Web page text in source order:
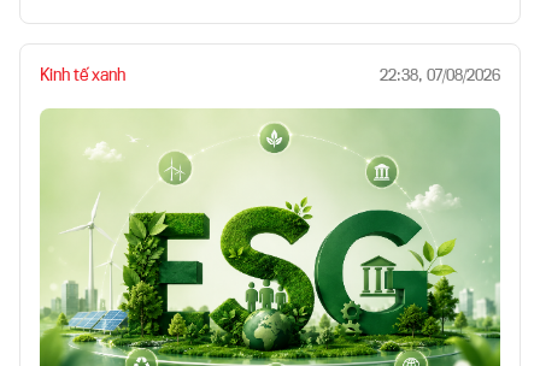
Kinh tế xanh 22:38, 07/08/2026